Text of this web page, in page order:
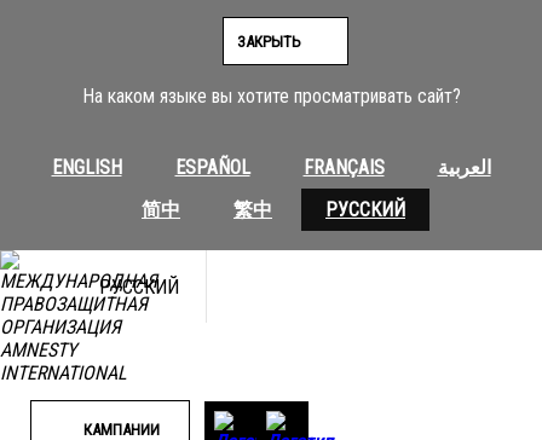
На каком языке вы хотите просматривать сайт?
ENGLISH ESPAÑOL FRANÇAIS
العربية
简中
繁中 РУССКИЙ
ЗАКРЫТЬ
РУССКИЙ
КАМПАНИИ